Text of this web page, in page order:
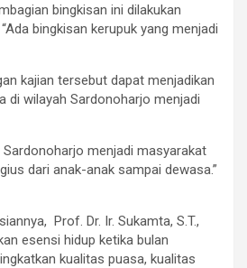
bingkisan ini dilakukan
bingkisan kerupuk yang menjadi
kajian tersebut dapat menjadikan
di wilayah Sardonoharjo menjadi
menjadi masyarakat
dari anak-anak sampai dewasa.”
Prof. Dr. Ir. Sukamta, S.T.,
esensi hidup ketika bulan
kualitas puasa, kualitas